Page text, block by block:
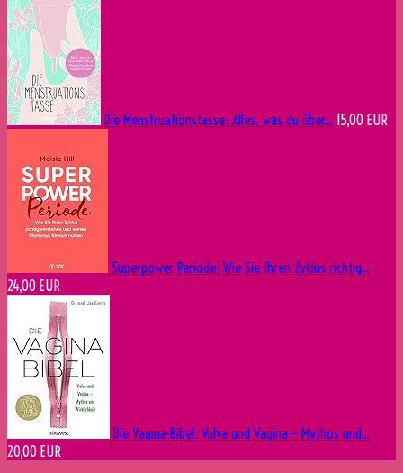
Die Menstruationstasse: Alles, was du über... 15,00 EUR
Superpower Periode: Wie Sie Ihren Zyklus richtig...
24,00 EUR
Die Vagina-Bibel. Vulva und Vagina – Mythos und...
20,00 EUR